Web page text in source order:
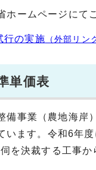
ームページにて
行の実施 （外部リン
単価表
事業（農地海岸
ます。令和6年
を決裁する工事か